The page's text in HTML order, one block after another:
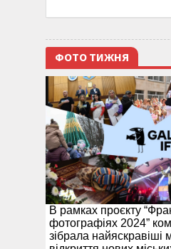
ФОТО ТИЖНЯ
В рамках проєкту
фотографіях 2024”
зібрала найяскравіші